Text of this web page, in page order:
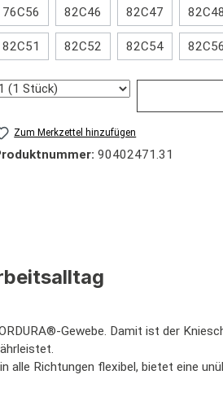
76C56 82C46 82C47 82C48
82C51 82C52 82C54 82C56
Zum Merkzettel hinzufügen
90402471.31
Gewebe. Damit ist der
Richtungen flexibel, bietet eine